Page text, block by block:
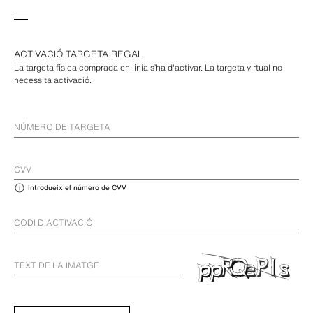
ACTIVACIÓ TARGETA REGAL
La targeta física comprada en línia s’ha d'activar. La targeta virtual no
necessita activació.
NÚMERO DE TARGETA
CVV
Introdueix el número de CVV
CODI D'ACTIVACIÓ
TEXT DE LA IMATGE